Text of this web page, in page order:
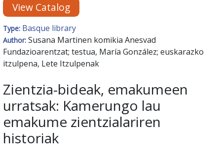
View Catalog
Type: Basque library
Author: Susana Martinen komikia Anesvad
Fundazioarentzat; testua, María González; euskarazko
itzulpena, Lete Itzulpenak
Zientzia-bideak, emakumeen
urratsak: Kamerungo lau
emakume zientzialariren
historiak